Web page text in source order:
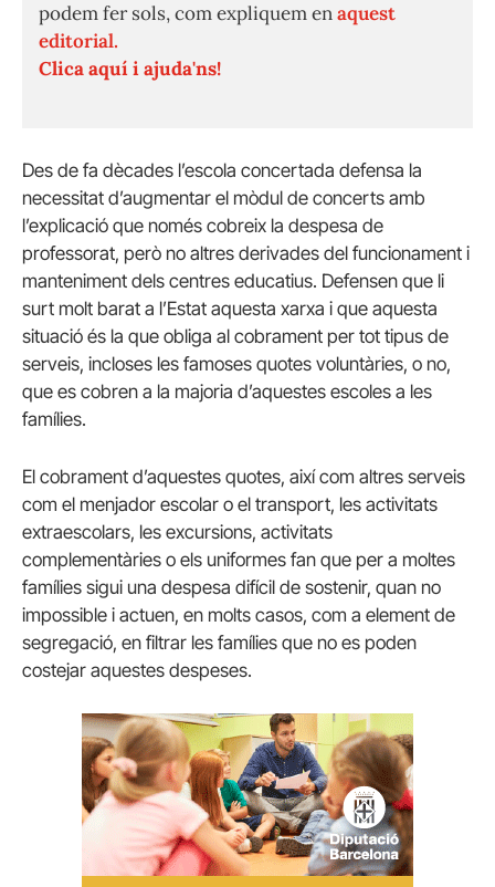
podem fer sols, com expliquem enaquest
editorial.
Clica aquí i ajuda'ns!
Des de fa dècades l’escola concertada defensa la
necessitat d’augmentar el mòdul de concerts amb
l’explicació que només cobreix la despesa de
professorat, però no altres derivades del funcionament i
manteniment dels centres educatius. Defensen que li
surt molt barat a l’Estat aquesta xarxa i que aquesta
situació és la que obliga al cobrament per tot tipus de
serveis, incloses les famoses quotes voluntàries, o no,
que es cobren a la majoria d’aquestes escoles a les
famílies.
El cobrament d’aquestes quotes, així com altres serveis
com el menjador escolar o el transport, les activitats
extraescolars, les excursions, activitats
complementàries o els uniformes fan que per a moltes
famílies sigui una despesa difícil de sostenir, quan no
impossible i actuen, en molts casos, com a element de
segregació, en filtrar les famílies que no es poden
costejar aquestes despeses.